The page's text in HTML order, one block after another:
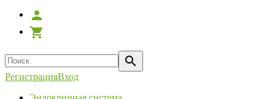
РегистрацияВход